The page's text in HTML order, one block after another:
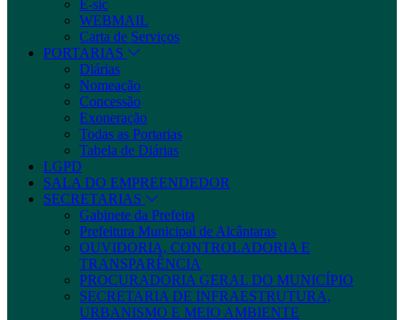
E-sic
WEBMAIL
Carta de Serviços
PORTARIAS
Diárias
Nomeação
Concessão
Exoneração
Todas as Portarias
Tabela de Diárias
LGPD
SALA DO EMPREENDEDOR
SECRETARIAS
Gabinete da Prefeita
Prefeitura Municipal de Alcântaras
OUVIDORIA, CONTROLADORIA E
TRANSPARÊNCIA
PROCURADORIA GERAL DO MUNICÍPIO
SECRETARIA DE INFRAESTRUTURA,
URBANISMO E MEIO AMBIENTE